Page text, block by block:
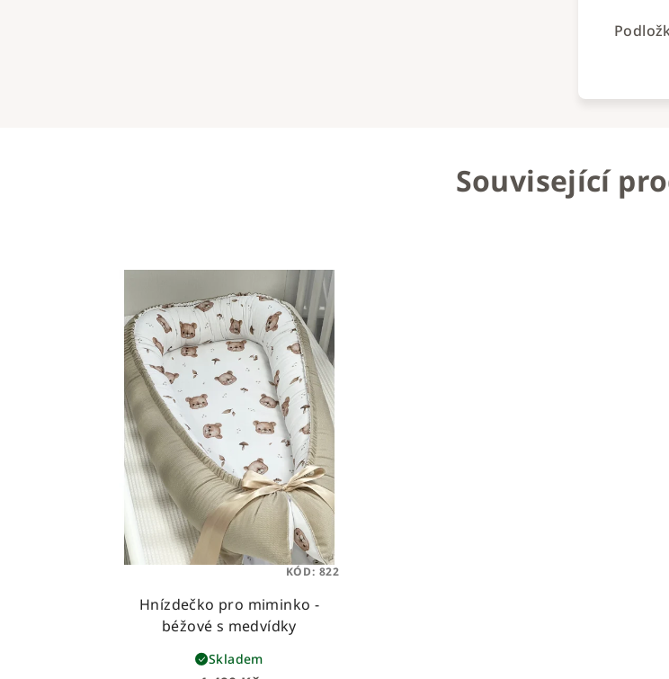
Související
Hnízdečko pro miminko -
béžové s medvídky
Skladem
KÓD: 822